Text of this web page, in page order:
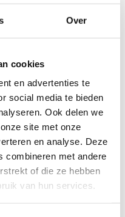
Over
cookies
en advertenties te
social media te bieden
Ook delen we
site met onze
en analyse. Deze
combineren met andere
of die ze hebben
van hun services.
zijn we